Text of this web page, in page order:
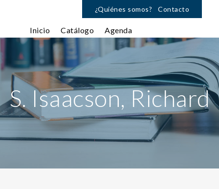
¿Quiénes somos? Contacto
Inicio Catálogo Agenda
S. Isaacson, Richard